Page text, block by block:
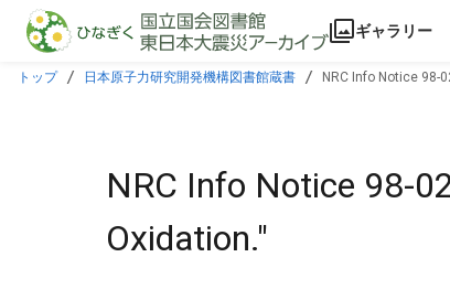
本文に飛ぶ
ギャラリー
トップ 日本原子力研究開発機構図書館蔵書 NRC Info Notice 98-
NRC Info Notice 98-
Oxidation."